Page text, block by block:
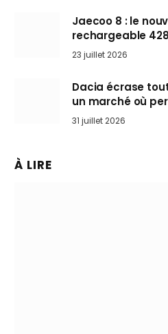
Jaecoo 8 : le
rechargeable
arrive en Europe
23 juillet 2026
Dacia écrase
un marché où
31 juillet 2026
À LIRE